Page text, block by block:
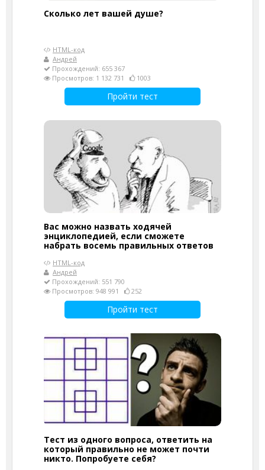
Cколько лет вашей душе?
HTML-код
Андрей
Прохождений: 655 367
Просмотров: 1 132 731
1003
Пройти тест
Вас можно назвать ходячей
энциклопедией, если сможете
набрать восемь правильных ответов
HTML-код
Андрей
Прохождений: 551 790
Просмотров: 948 991
252
Пройти тест
Тест из одного вопроса, ответить на
который правильно не может почти
никто. Попробуете себя?